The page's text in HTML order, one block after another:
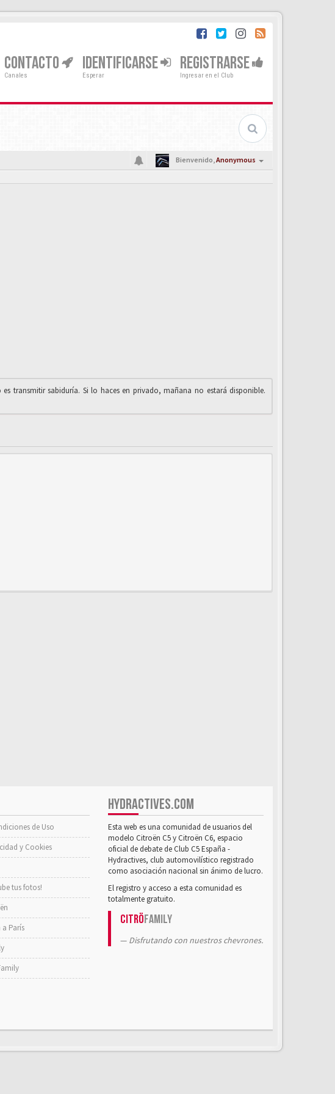
CONTACTO
Canales
IDENTIFICARSE
Esperar
REGISTRARSE
Ingresar en el Club
Bienvenido,Anonymous
es transmitir sabiduría. Si lo haces en privado, mañana no estará disponible.
de Uso
y Cookies
tus fotos!
París
HYDRACTIVES.COM
Esta web es una comunidad de usuarios del
modelo Citroën C5 y Citroën C6, espacio
oficial de debate de Club C5 España -
Hydractives, club automovilístico registrado
como asociación nacional sin ánimo de lucro.
El registro y acceso a esta comunidad es
totalmente gratuito.
CitröFamily
Disfrutando con nuestros chevrones.